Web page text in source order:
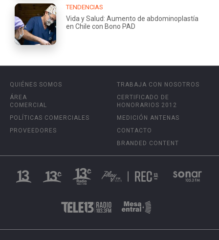
TENDENCIAS
Vida y Salud: Aumento de abdominoplastía
en Chile con Bono PAD
QUIÉNES SOMOS
ÁREA
COMERCIAL
POLÍTICAS COMERCIALES
PROVEEDORES
TRABAJA CON NOSOTROS
CERTIFICADO DE
HONORARIOS 2012
MEDICIÓN ANTENAS
CONTACTO
BRANDED CONTENT